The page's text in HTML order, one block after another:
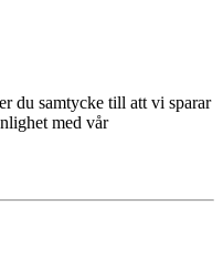
du samtycke till att vi sparar
med vår